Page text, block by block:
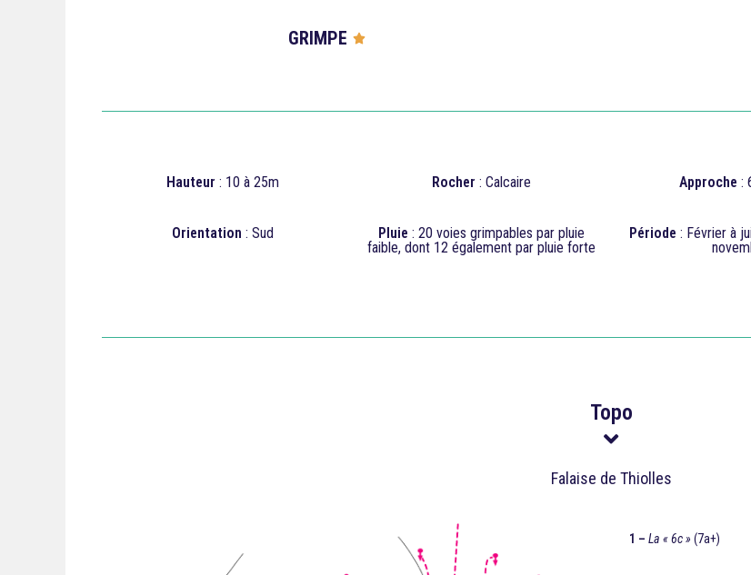
GRIMPE 
Hauteur : 10 à 25m Rocher : Calcaire Approche :
Orientation : Sud Pluie : 20 voies grimpables par pluie
faible, dont 12 également par pluie forte
Période : Février à
Topo
Falaise de Thiolles
1 – La « 6c » (7a+)